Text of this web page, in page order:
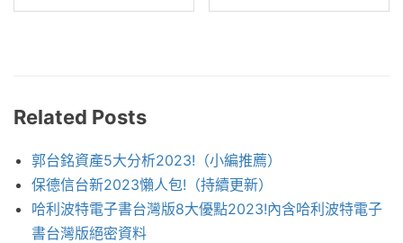
Related Posts
郭台銘資產5大分析2023!（小編推薦）
保德信台新2023懶人包!（持續更新）
哈利波特電子書台灣版8大優點2023!內含哈利波特電子
書台灣版絕密資料